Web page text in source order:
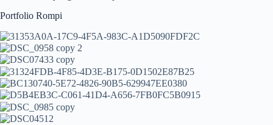
Portfolio Rompi